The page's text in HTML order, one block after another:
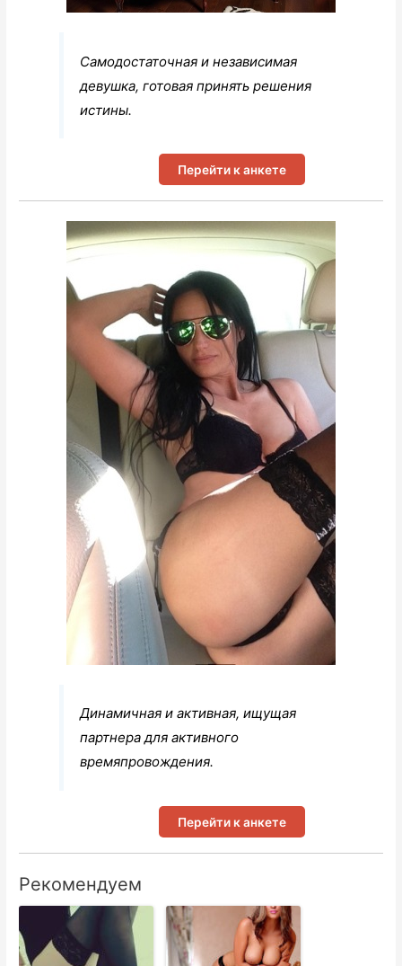
Самодостаточная и независимая
девушка, готовая принять решения
истины.
Перейти к анкете
Динамичная и активная, ищущая
партнера для активного
времяпровождения.
Перейти к анкете
Рекомендуем